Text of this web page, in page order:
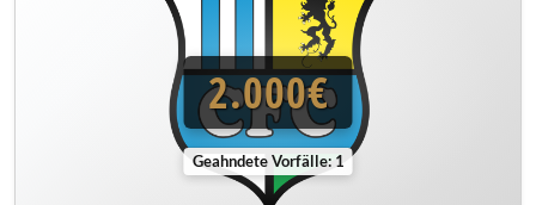
2.000€
Geahndete Vorfälle: 1